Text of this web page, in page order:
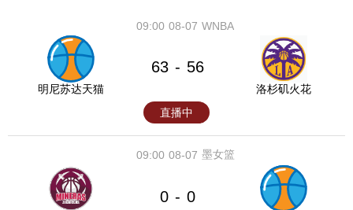
08-07
09:00 WNBA
明尼苏达天猫
63 - 56
洛杉矶火花
直播中
08-07
09:00 墨女篮
0 - 0